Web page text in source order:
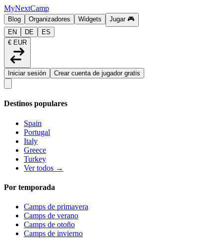
MyNextCamp
Blog Organizadores Widgets Jugar 🎮
EN
DE
ES
€ EUR
Iniciar sesión Crear cuenta de jugador gratis
Destinos populares
Spain
Portugal
Italy
Greece
Turkey
Ver todos →
Por temporada
Camps de primavera
Camps de verano
Camps de otoño
Camps de invierno